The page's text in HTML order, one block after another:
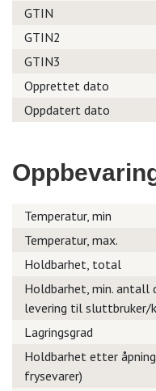
GTIN
GTIN2
GTIN3
Opprettet dato
Oppdatert dato
Temperatur, min
Temperatur, max.
Holdbarhet, total
Holdbarhet, min. antall
levering til sluttbruker/
Lagringsgrad
Holdbarhet etter
frysevarer)